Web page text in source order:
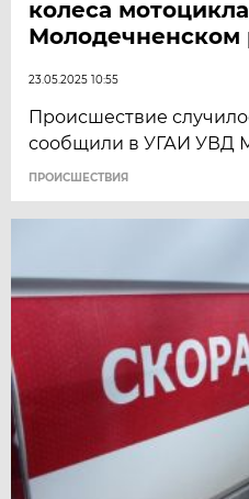
колеса
Молодечненском
23.05.2025 10:55
Происшествие
сообщили в УГАИ УВД
ПРОИСШЕСТВИЯ